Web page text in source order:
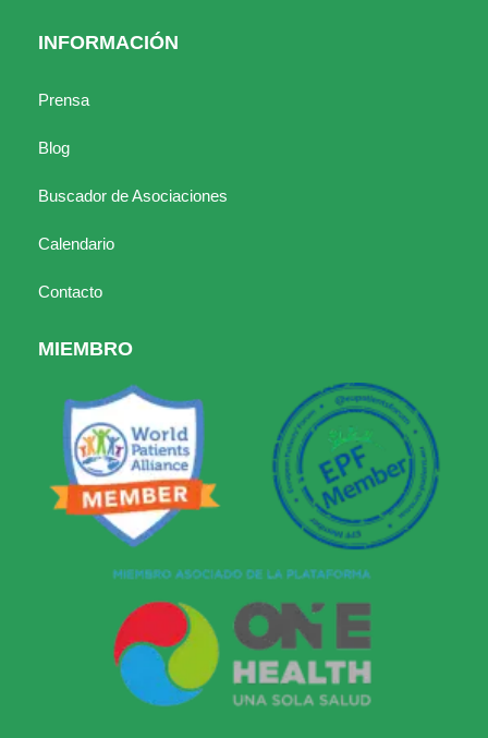
INFORMACIÓN
Prensa
Blog
Buscador de Asociaciones
Calendario
Contacto
MIEMBRO